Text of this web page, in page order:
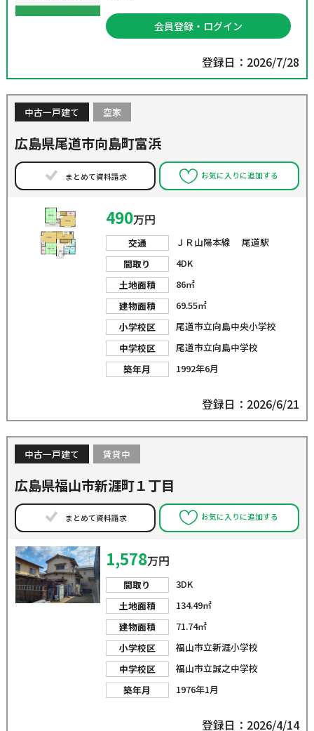
会員登録・ログイン
登録日：2026/7/28
中古一戸建て 空家
広島県尾道市向島町富浜
まとめて資料請求 お気に入りに追加する
490万円
交通
ＪＲ山陽本線 尾道駅
間取り
4DK
土地面積
86㎡
建物面積
69.55㎡
小学校区
尾道市立向島中央小学校
中学校区
尾道市立向島中学校
築年月
1992年6月
登録日：2026/6/21
中古一戸建て 賃貸中
広島県福山市新涯町１丁目
まとめて資料請求 お気に入りに追加する
1,578万円
間取り
3DK
土地面積
134.49㎡
建物面積
71.74㎡
小学校区
福山市立新涯小学校
中学校区
福山市立誠之中学校
築年月
1976年1月
登録日：2026/4/14